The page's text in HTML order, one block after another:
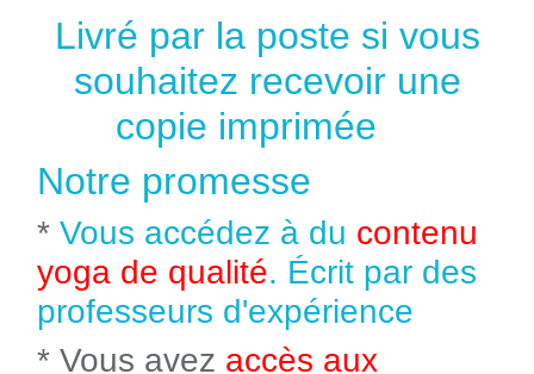
Livré par la poste si vous
souhaitez recevoir une
copie imprimée
Notre promesse
* Vous accédez à du contenu
yoga de qualité. Écrit par des
professeurs d'expérience
* Vous avez accès aux